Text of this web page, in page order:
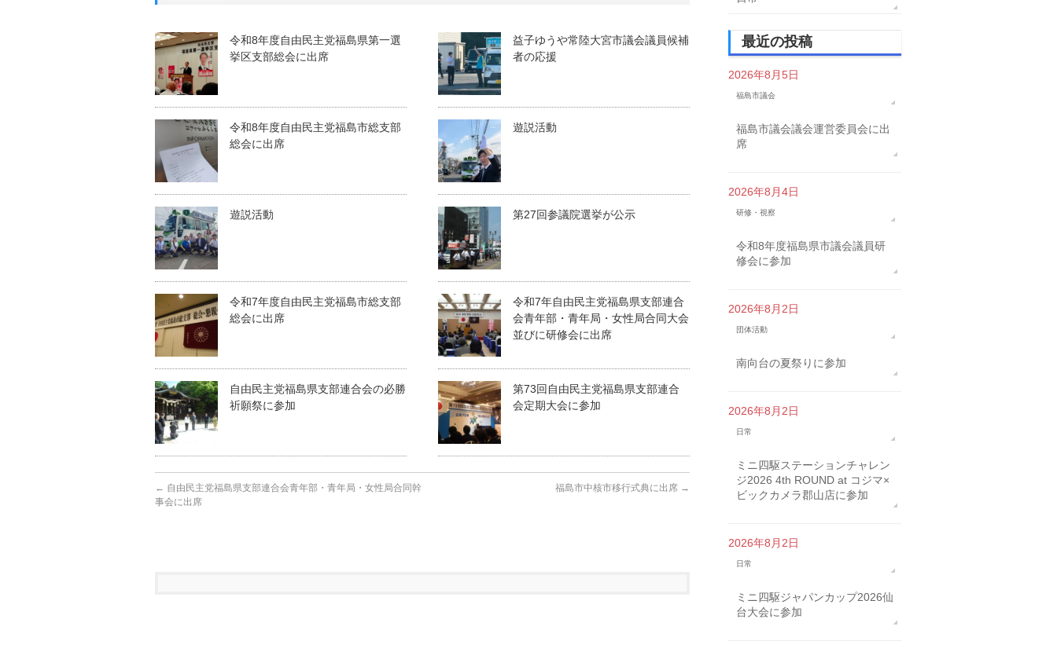
令和8年度自由民主党福島県第一選
挙区支部総会に出席
益子ゆうや常陸大宮市議会議員候補
者の応援
令和8年度自由民主党福島市総支部
総会に出席
遊説活動
遊説活動 第27回参議院選挙が公示
令和7年度自由民主党福島市総支部
総会に出席
令和7年自由民主党福島県支部連合
会青年部・青年局・女性局合同大会
並びに研修会に出席
自由民主党福島県支部連合会の必勝
祈願祭に参加
第73回自由民主党福島県支部連合
会定期大会に参加
← 自由民主党福島県支部連合会青年部・青年局・女性局合同幹
事会に出席
福島市中核市移行式典に出席 →
最近の投稿
2026年8月5日
福島市議会
福島市議会議会運営委員会に出
席
2026年8月4日
研修・視察
令和8年度福島県市議会議員研
修会に参加
2026年8月2日
団体活動
南向台の夏祭りに参加
2026年8月2日
日常
ミニ四駆ステーションチャレン
ジ2026 4th ROUND at コジマ×
ビックカメラ郡山店に参加
2026年8月2日
日常
ミニ四駆ジャパンカップ2026仙
台大会に参加